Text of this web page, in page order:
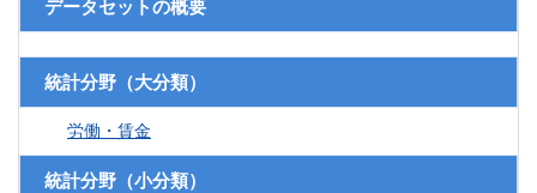
データセットの概要
統計分野（大分類）
労働・賃金
統計分野（小分類）